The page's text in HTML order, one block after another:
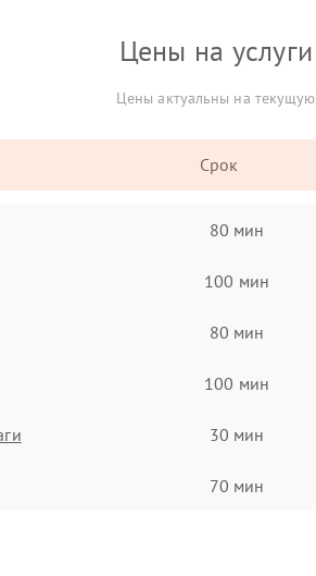
Цены на
Цены актуальны на
Срок
80 мин
100 мин
80 мин
100 мин
30 мин
70 мин